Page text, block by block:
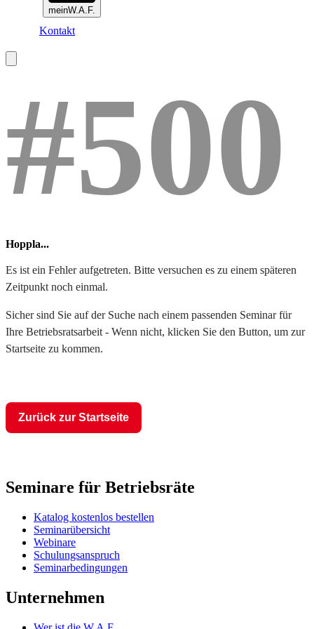
meinW.A.F.
Kontakt
#500
Hoppla...
Es ist ein Fehler aufgetreten. Bitte versuchen es zu einem späteren
Zeitpunkt noch einmal.
Sicher sind Sie auf der Suche nach einem passenden Seminar für
Ihre Betriebsratsarbeit - Wenn nicht, klicken Sie den Button, um zur
Startseite zu kommen.
Zurück zur Startseite
Seminare für Betriebsräte
Katalog kostenlos bestellen
Seminarübersicht
Webinare
Schulungsanspruch
Seminarbedingungen
Unternehmen